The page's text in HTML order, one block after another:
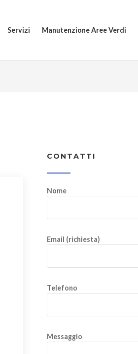
Servizi Manutenzione Aree Verdi
CONTATTI
Nome
Email (richiesta)
Telefono
Messaggio